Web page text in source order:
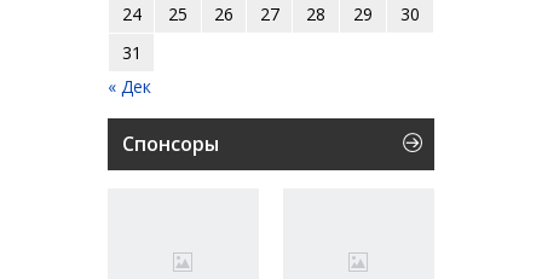
24
25 26 27 28 29
30
31
« Дек
Спонсоры